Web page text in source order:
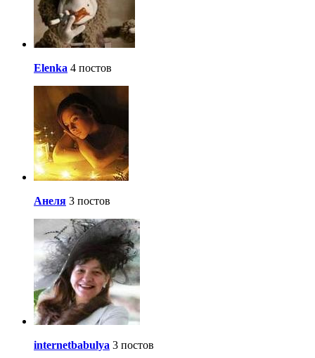
Elenka 4 постов
Анеля 3 постов
internetbabulya 3 постов